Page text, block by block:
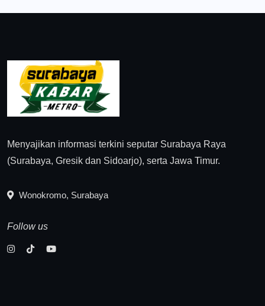
Menyajikan informasi terkini seputar Surabaya Raya
(Surabaya, Gresik dan Sidoarjo), serta Jawa Timur.
Wonokromo, Surabaya
Follow us